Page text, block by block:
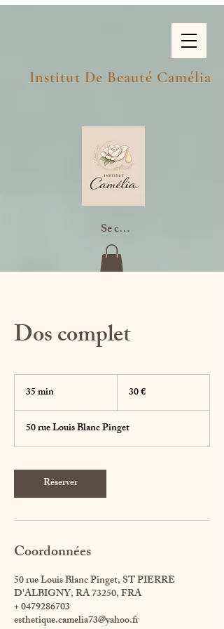
Institut De Beauté Camélia
Se connecter
Dos complet
35 min
5
m
i
n
30 €
50 rue Louis Blanc Pinget
Réserver
Coordonnées
50 rue Louis Blanc Pinget, ST PIERRE
D'ALBIGNY, RA 73250, FRA
+ 0479286703
esthetique.camelia73@yahoo.fr